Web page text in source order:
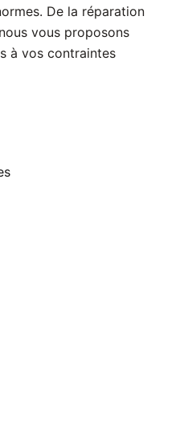
De la réparation
vous proposons
à vos contraintes